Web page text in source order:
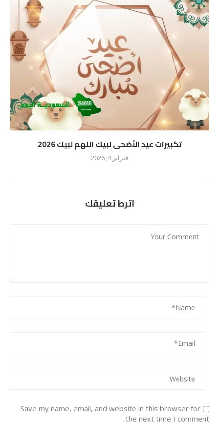
تكبيرات عيد الأضحى لبيك اللهم لبيك 2026
فبراير 4, 2026
اترط تعليقك
Save my name, email, and website in this browser for
the next time I comment.